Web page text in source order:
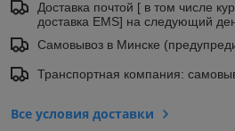
Доставка почтой [ в том числе
доставка EMS] на следующий
Самовывоз в Минске
Транспортная компания:
Все условия доставки